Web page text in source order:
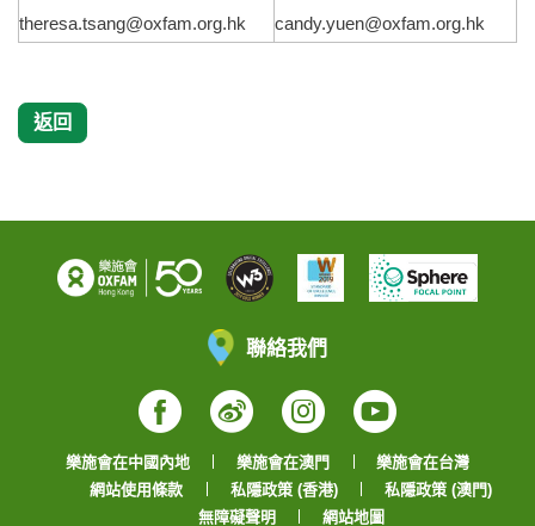
theresa.tsang@oxfam.org.hk
candy.yuen@oxfam.org.hk
返回
聯絡我們
Facebook
WeiboInstagram
YouTube
樂施會在中國內地 樂施會在澳門
樂施會在台灣
網站使用條款
私隱政策 (香港)
私隱政策 (澳門)
無障礙聲明
網站地圖